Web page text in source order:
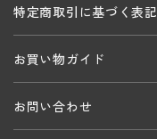
特定商取引に基づく表記
お買い物ガイド
お問い合わせ